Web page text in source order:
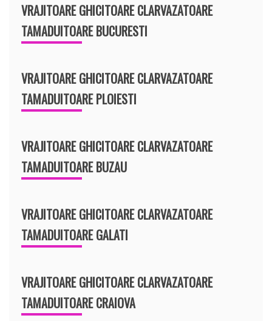
VRAJITOARE GHICITOARE CLARVAZATOARE
TAMADUITOARE BUCURESTI
VRAJITOARE GHICITOARE CLARVAZATOARE
TAMADUITOARE PLOIESTI
VRAJITOARE GHICITOARE CLARVAZATOARE
TAMADUITOARE BUZAU
VRAJITOARE GHICITOARE CLARVAZATOARE
TAMADUITOARE GALATI
VRAJITOARE GHICITOARE CLARVAZATOARE
TAMADUITOARE CRAIOVA